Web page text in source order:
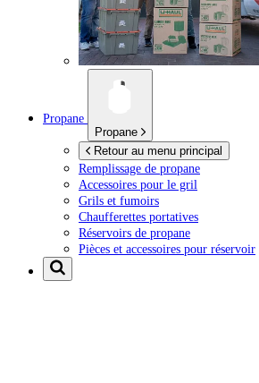
Propane
Propane
Retour au menu principal
Remplissage de propane
Accessoires pour le gril
Grils et fumoirs
Chaufferettes portatives
Réservoirs de propane
Pièces et accessoires pour réservoir